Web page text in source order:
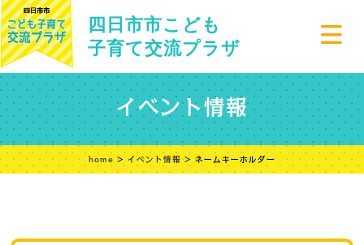
四日市市こども
子育て交流プラザ
イベント情報
home > イベント情報 > ネームキーホルダー